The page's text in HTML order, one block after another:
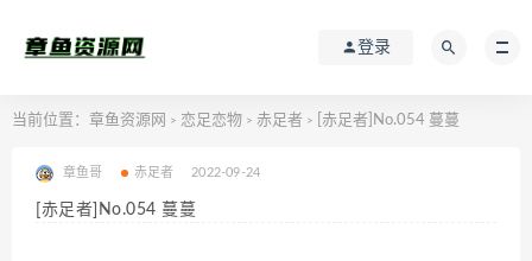
登录
当前位置： 章鱼资源网 > 恋足恋物 > 赤足者 > [赤足者]No.054 蔓蔓
章鱼哥 赤足者 2022-09-24
[赤足者]No.054 蔓蔓